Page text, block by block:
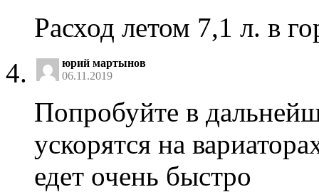
Расход летом 7,1 л. в
юрий мартынов
06.11.2019
Попробуйте в
ускорятся на
едет очень быстро